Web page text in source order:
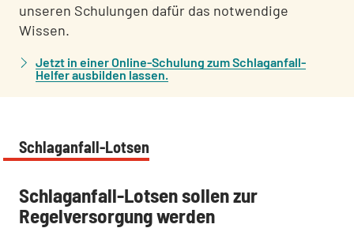
unseren Schulungen dafür das notwendige
Wissen.
Jetzt in einer Online-Schulung zum Schlaganfall-
Helfer ausbilden lassen.
Schlaganfall-Lotsen
:
Schlaganfall-Lotsen sollen zur
Regelversorgung werden